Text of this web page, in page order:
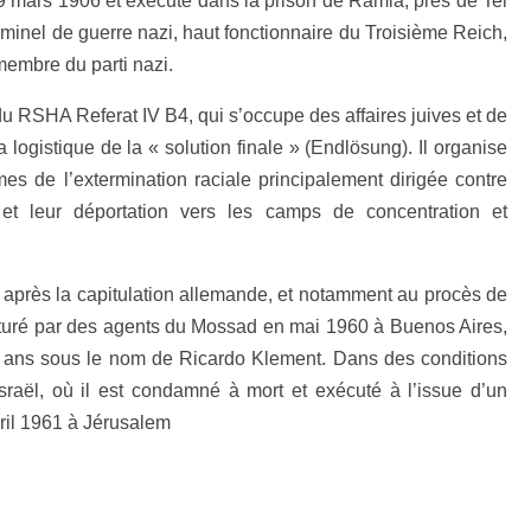
de guerre nazi, haut fonctionnaire du Troisième Reich,
du parti nazi.
RSHA Referat IV B4, qui s’occupe des affaires juives et de
logistique de la « solution finale » (Endlösung). Il organise
de l’extermination raciale principalement dirigée contre
leur déportation vers les camps de concentration et
la capitulation allemande, et notamment au procès de
par des agents du Mossad en mai 1960 à Buenos Aires,
sous le nom de Ricardo Klement. Dans des conditions
où il est condamné à mort et exécuté à l’issue d’un
1961 à Jérusalem